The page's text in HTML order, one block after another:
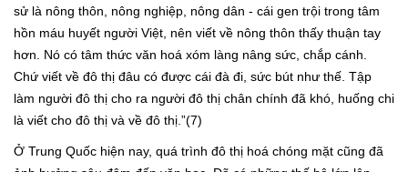
sử là nông thôn, nông nghiệp, nông dân - cái gen trội trong tâm
hồn máu huyết người Việt, nên viết về nông thôn thấy thuận tay
hơn. Nó có tâm thức văn hoá xóm làng nâng sức, chắp cánh.
Chứ viết về đô thị đâu có được cái đà đi, sức bút như thế. Tập
làm người đô thị cho ra người đô thị chân chính đã khó, huống chi
là viết cho đô thị và về đô thị.”(7)
Ở Trung Quốc hiện nay, quá trình đô thị hoá chóng mặt cũng đã